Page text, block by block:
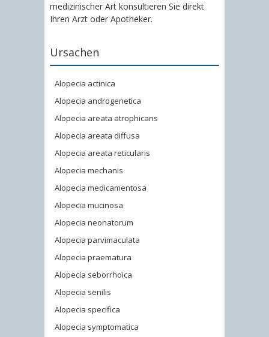
medizinischer Art konsultieren Sie direkt
Ihren Arzt oder Apotheker.
Ursachen
Alopecia actinica
Alopecia androgenetica
Alopecia areata atrophicans
Alopecia areata diffusa
Alopecia areata reticularis
Alopecia mechanis
Alopecia medicamentosa
Alopecia mucinosa
Alopecia neonatorum
Alopecia parvimaculata
Alopecia praematura
Alopecia seborrhoica
Alopecia senilis
Alopecia specifica
Alopecia symptomatica